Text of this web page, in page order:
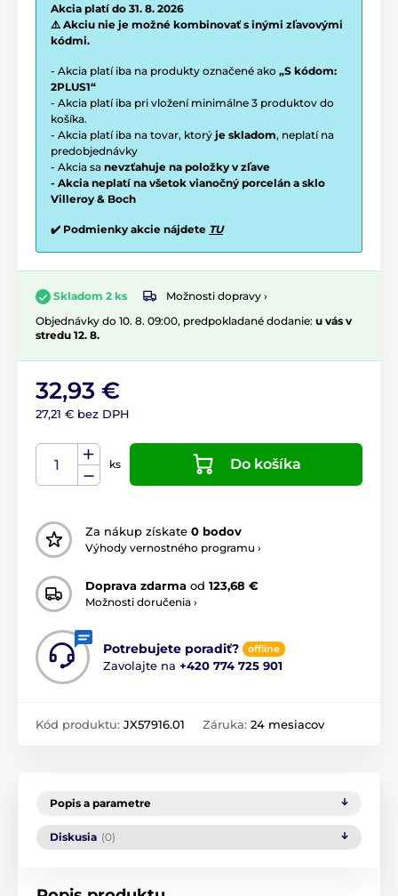
Akcia platí do 31. 8. 2026
⚠️ Akciu nie je možné kombinovať s inými zľavovými
kódmi.
- Akcia platí iba na produkty označené ako „S kódom:
2PLUS1“
- Akcia platí iba pri vložení minimálne 3 produktov do
košíka.
- Akcia platí iba na tovar, ktorý je skladom, neplatí na
predobjednávky
- Akcia sa nevzťahuje na položky v zľave
- Akcia neplatí na všetok vianočný porcelán a sklo
Villeroy & Boch
✔️ Podmienky akcie nájdete TU
Skladom 2 ks
Možnosti dopravy ›
Objednávky do 10. 8. 09:00, predpokladané dodanie: u vás v
stredu 12. 8.
32,93 €
27,21 € bez DPH
ks Do košíka
Za nákup získate 0 bodov
Výhody vernostného programu ›
Doprava zdarma od 123,68 €
Možnosti doručenia ›
Potrebujete poradiť? offline
Zavolajte na +420 774 725 901
Kód produktu: JX57916.01 Záruka: 24 mesiacov
Popis a parametre
Diskusia (0)